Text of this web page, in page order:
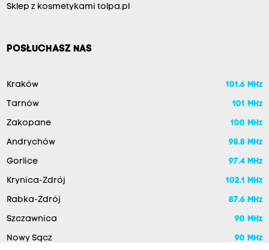
Sklep z kosmetykami tolpa.pl
POSŁUCHASZ NAS
Kraków 101.6 MHz
Tarnów 101 MHz
Zakopane 100 MHz
Andrychów 98.8 MHz
Gorlice 97.4 MHz
Krynica-Zdrój 102.1 MHz
Rabka-Zdrój 87.6 MHz
Szczawnica 90 MHz
Nowy Sącz 90 MHz